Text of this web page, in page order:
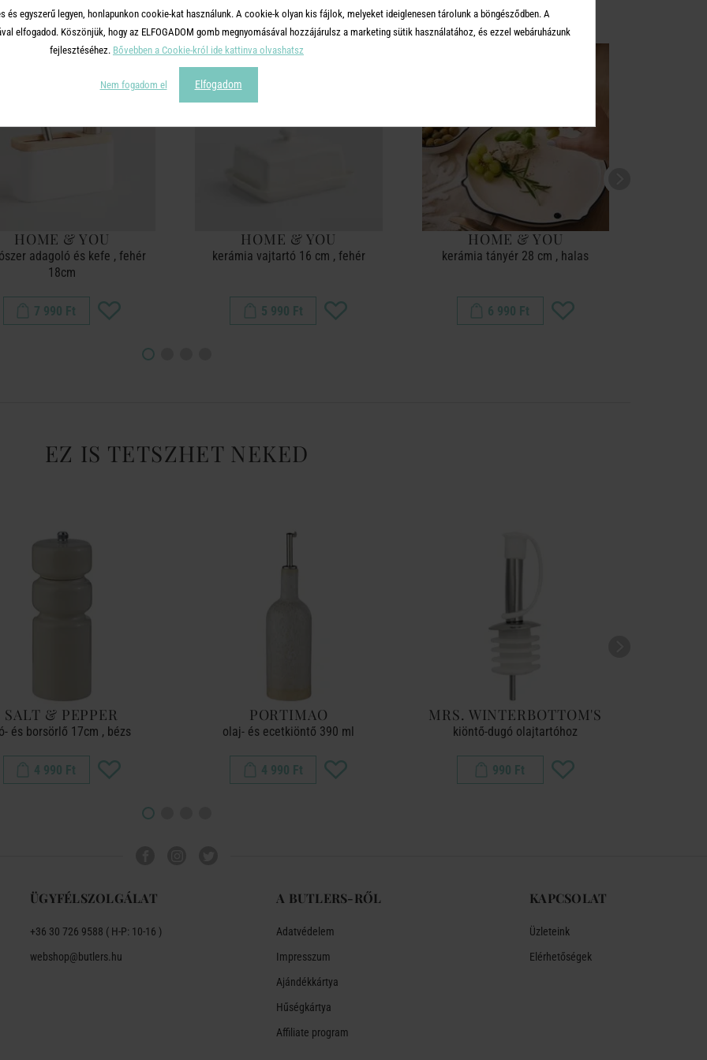
HOME & YOU
adagoló és kefe , fehér
18cm
7 990 Ft
HOME & YOU
kerámia vajtartó 16 cm , fehér
5 990 Ft
HOME & YOU
kerámia tányér 28 cm , halas
6 990 Ft
EZ IS TETSZHET NEKED
SALT & PEPPER
és borsörlő 17cm , bézs
4 990 Ft
PORTIMAO
olaj- és ecetkiöntő 390 ml
4 990 Ft
MRS. WINTERBOTTOM'S
kiöntő-dugó olajtartóhoz
990 Ft
ÜGYFÉLSZOLGÁLAT
+36 30 726 9588 ( H-P: 10-16 )
webshop@butlers.hu
A BUTLERS-RŐL
Adatvédelem
Impresszum
Ajándékkártya
Hűségkártya
Affiliate program
KAPCSOLAT
Üzleteink
Elérhetőségek
és egyszerű legyen, honlapunkon cookie-kat használunk. A cookie-k olyan kis fájlok, melyeket ideiglenesen tárolunk a böngésződben. A
elfogadod. Köszönjük, hogy az ELFOGADOM gomb megnyomásával hozzájárulsz a marketing sütik használatához, és ezzel webáruházunk
fejlesztéséhez. Bővebben a Cookie-król ide kattinva olvashatsz
Nem fogadom el Elfogadom